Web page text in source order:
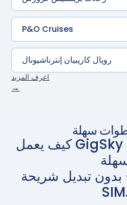
P&O Cruises
رويال كاريبيان إنترناشيونال
اعرف المزيد
→
سهلة
كيف يعمل GigSky في أربع خطوات
تبديل شريحة